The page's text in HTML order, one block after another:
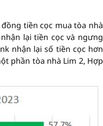
tiền cọc mua tòa nhà
lại tiền cọc và ngưng
nhận lại số tiền cọc hơn
phần tòa nhà Lim 2, Hợp